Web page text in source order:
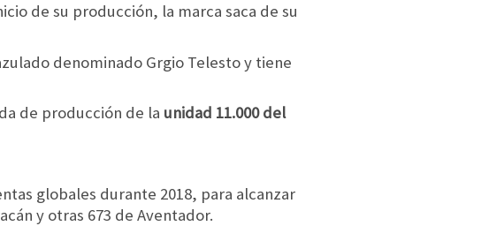
de su producción, la marca saca de su
denominado Grgio Telesto y tiene
de producción de la unidad 11.000 del
globales durante 2018, para alcanzar
y otras 673 de Aventador.